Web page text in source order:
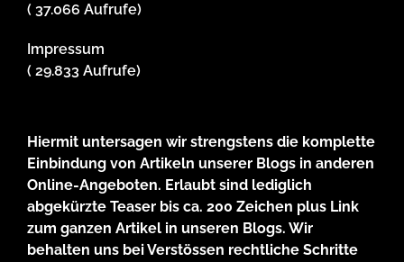
( 37.066 Aufrufe)
Impressum
( 29.833 Aufrufe)
Hiermit untersagen wir strengstens die komplette
Einbindung von Artikeln unserer Blogs in anderen
Online-Angeboten. Erlaubt sind lediglich
abgekürzte Teaser bis ca. 200 Zeichen plus Link
zum ganzen Artikel in unseren Blogs. Wir
behalten uns bei Verstössen rechtliche Schritte